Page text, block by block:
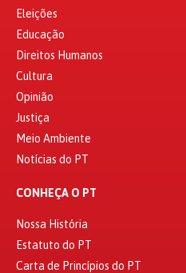
Eleições
Educação
Direitos Humanos
Cultura
Opinião
Justiça
Meio Ambiente
Notícias do PT
CONHEÇA O PT
Nossa História
Estatuto do PT
Carta de Princípios do PT